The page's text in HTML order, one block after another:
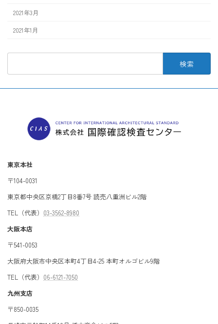
2021年3月
2021年1月
東京本社
〒104-0031
東京都中央区京橋2丁目8番7号 読売八重洲ビル2階
TEL（代表） 03-3562-8980
大阪本店
〒541-0053
大阪府大阪市中央区本町4丁目4-25 本町オルゴビル9階
TEL（代表） 06-6121-7050
九州支店
〒850-0035